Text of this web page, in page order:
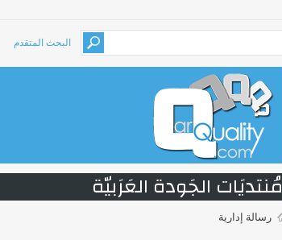
البحث المتقدم
مُنتديَات الجَودة العَرَبيّة
رسالة إدارية